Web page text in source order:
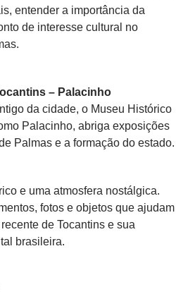
entender a importância da
de interesse cultural no
– Palacinho
da cidade, o Museu Histórico
Palacinho, abriga exposições
Palmas e a formação do estado.
e uma atmosfera nostálgica.
fotos e objetos que ajudam
de Tocantins e sua
brasileira.